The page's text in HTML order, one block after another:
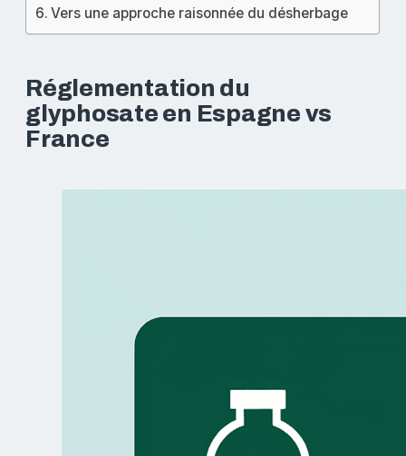
Vers une approche raisonnée du désherbage
Réglementation du
glyphosate en Espagne vs
France